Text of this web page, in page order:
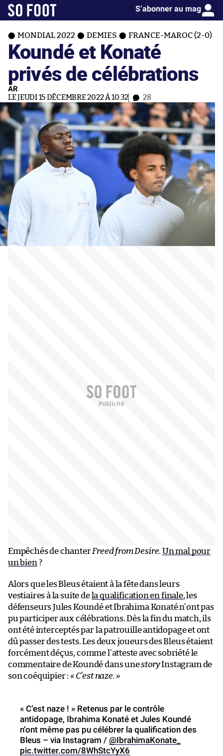
S’abonner au mag
MONDIAL 2022 DEMIES FRANCE-MAROC (2-0)
Koundé et Konaté
privés de célébrations
AR
LE JEUDI 15 DÉCEMBRE 2022 À 10:32 28
Empêchés de chanterFreed from Desire. Un mal pour
un bien ?
Alors que les Bleus étaient à la fête dans leurs
vestiaires à la suite de la qualification en finale, les
défenseurs Jules Koundé et Ibrahima Konaté n’ont pas
pu participer aux célébrations. Dès la fin du match, ils
ont été interceptés par la patrouille antidopage et ont
dû passer des tests. Les deux joueurs des Bleus étaient
forcément déçus, comme l’atteste avec sobriété le
commentaire de Koundé dans unestoryInstagram de
son coéquipier : « C’est naze. »
« C’est naze ! » Retenus par le contrôle
antidopage, Ibrahima Konaté et Jules Koundé
n’ont même pas pu célébrer la qualification des
Bleus – via Instagram / @IbrahimaKonate_
pic.twitter.com/8WhStcYyX6